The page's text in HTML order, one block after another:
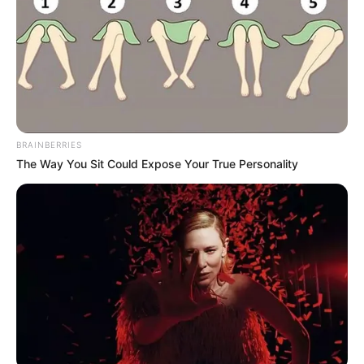
magát! Az én anyámból csak egy volt, az én
anyámnak az emlékét végig kellett volna tisztelnie.
Nem az, hogy wellness-hotelekben mutogatom,
hogy nekem barátnőm van” – fakadt ki a Tények
mellett. “Édesapánk igenis egy hagyománytisztelő
ember, aki egy életen át, rajongva szerette az
édesanyánkat. (…) Soha nem fogja őt elfelejteni és
soha, senki nem helyettesítheti őt a szívében. Ezt
Győző is pontosan tudja” – magyarázta a Borsnak
Zsolti gazda, aki szerint csak mert egy hagyomány
évszázados, az nem feltétlenül jó, vagy követendő
a 21. században is.
BRAINBERRIES
The Way You Sit Could Expose Your True Personality